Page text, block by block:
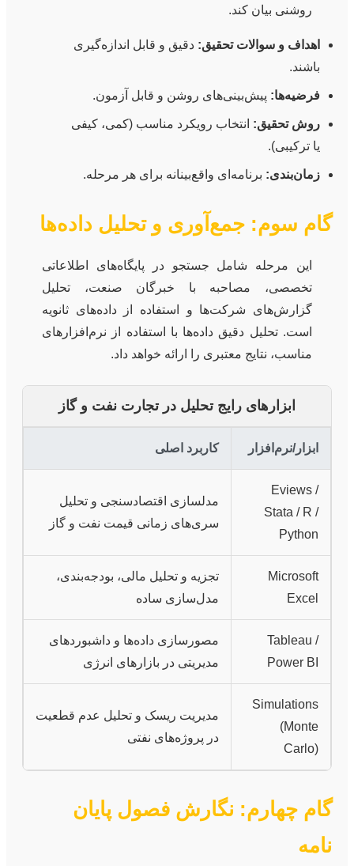
روشنی بیان کند.
اهداف و سوالات تحقیق: دقیق و قابل اندازه‌گیری
باشند.
فرضیه‌ها: پیش‌بینی‌های روشن و قابل آزمون.
روش تحقیق: انتخاب رویکرد مناسب (کمی، کیفی
یا ترکیبی).
زمان‌بندی: برنامه‌ای واقع‌بینانه برای هر مرحله.
گام سوم: جمع‌آوری و تحلیل داده‌ها
این مرحله شامل جستجو در پایگاه‌های اطلاعاتی
تخصصی، مصاحبه با خبرگان صنعت، تحلیل
گزارش‌های شرکت‌ها و استفاده از داده‌های ثانویه
است. تحلیل دقیق داده‌ها با استفاده از نرم‌افزارهای
مناسب، نتایج معتبری را ارائه خواهد داد.
ابزارهای رایج تحلیل در تجارت نفت و گاز
ابزار/نرم‌افزار کاربرد اصلی
Eviews /
Stata / R /
Python
مدلسازی اقتصادسنجی و تحلیل
سری‌های زمانی قیمت نفت و گاز
Microsoft
Excel
تجزیه و تحلیل مالی، بودجه‌بندی،
مدل‌سازی ساده
Tableau /
Power BI
مصورسازی داده‌ها و داشبوردهای
مدیریتی در بازارهای انرژی
Simulations
(Monte
Carlo)
مدیریت ریسک و تحلیل عدم قطعیت
در پروژه‌های نفتی
گام چهارم: نگارش فصول پایان
نامه